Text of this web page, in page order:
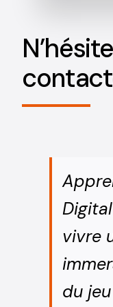
vivre
du